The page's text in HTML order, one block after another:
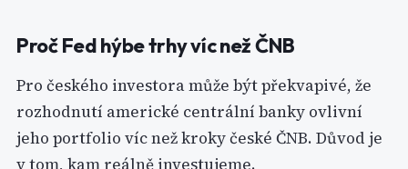
Proč Fed hýbe trhy víc než ČNB
Pro českého investora může být překvapivé, že
rozhodnutí americké centrální banky ovlivní
jeho portfolio víc než kroky české ČNB. Důvod je
v tom, kam reálně investujeme.